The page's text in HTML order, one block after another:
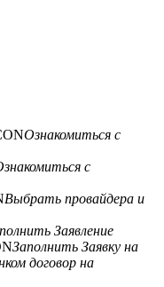
Ознакомиться с
с
Выбрать провайдера и
Заявление
Заполнить Заявку на
договор на